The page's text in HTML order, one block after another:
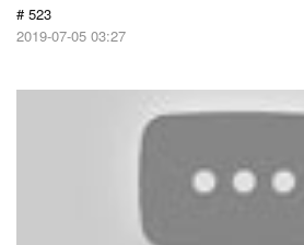
# 523
2019-07-05 03:27